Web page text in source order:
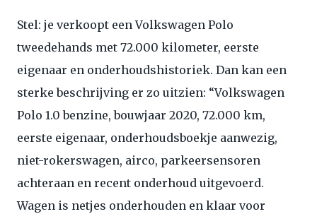
Stel: je verkoopt een Volkswagen Polo
tweedehands met 72.000 kilometer, eerste
eigenaar en onderhoudshistoriek. Dan kan een
sterke beschrijving er zo uitzien: “Volkswagen
Polo 1.0 benzine, bouwjaar 2020, 72.000 km,
eerste eigenaar, onderhoudsboekje aanwezig,
niet-rokerswagen, airco, parkeersensoren
achteraan en recent onderhoud uitgevoerd.
Wagen is netjes onderhouden en klaar voor